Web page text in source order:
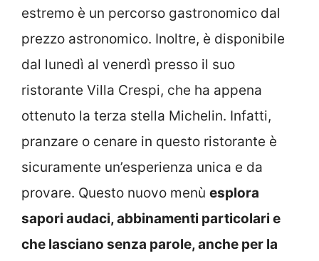
estremo è un percorso gastronomico dal
prezzo astronomico. Inoltre, è disponibile
dal lunedì al venerdì presso il suo
ristorante Villa Crespi, che ha appena
ottenuto la terza stella Michelin. Infatti,
pranzare o cenare in questo ristorante è
sicuramente un’esperienza unica e da
provare. Questo nuovo menù esplora
sapori audaci, abbinamenti particolari e
che lasciano senza parole, anche per la